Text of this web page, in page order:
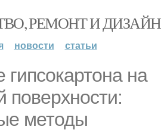
РЕМОНТ И ДИЗАЙН
новости статьи
гипсокартона на
поверхности:
методы